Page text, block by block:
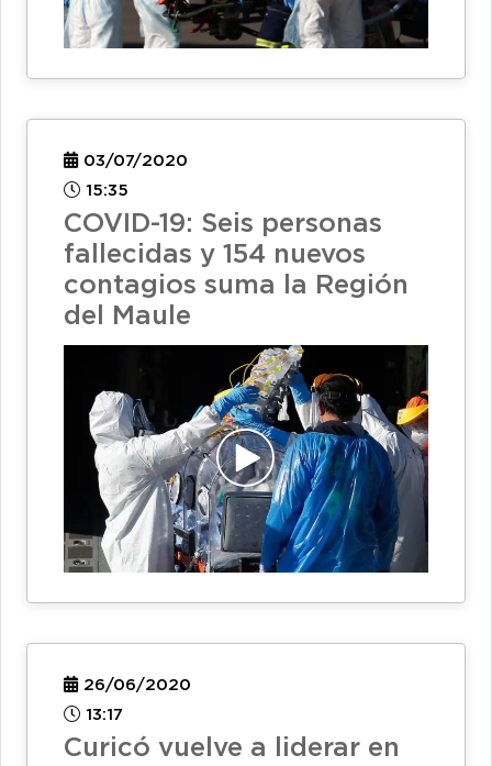
03/07/2020
15:35
COVID-19: Seis personas
fallecidas y 154 nuevos
contagios suma la Región
del Maule
26/06/2020
13:17
Curicó vuelve a liderar en